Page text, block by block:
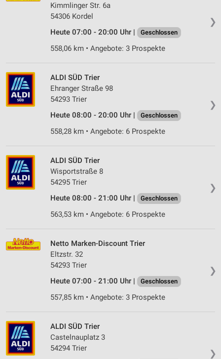
❯
Kimmlinger Str. 6a
54306 Kordel
Heute 07:00 - 20:00 Uhr |
Geschlossen
558,06 km • Angebote: 3 Prospekte
❯
ALDI SÜD Trier
Ehranger Straße 98
54293 Trier
Heute 08:00 - 20:00 Uhr |
Geschlossen
558,28 km • Angebote: 6 Prospekte
❯
ALDI SÜD Trier
Wisportstraße 8
54295 Trier
Heute 08:00 - 21:00 Uhr |
Geschlossen
563,53 km • Angebote: 6 Prospekte
❯
Netto Marken-Discount Trier
Eltzstr. 32
54293 Trier
Heute 07:00 - 21:00 Uhr |
Geschlossen
557,85 km • Angebote: 3 Prospekte
❯
ALDI SÜD Trier
Castelnauplatz 3
54294 Trier